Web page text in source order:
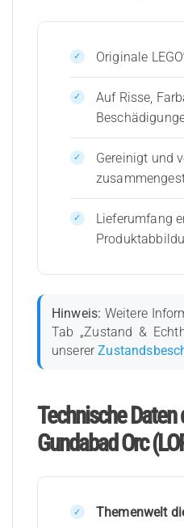
Originale LEGO
Auf Risse,
Gereinigt und
Lieferumfang
Hinweis: Weitere
Tab „Zustand &
unserer
Technische
Gundabad Orc
Themenwelt